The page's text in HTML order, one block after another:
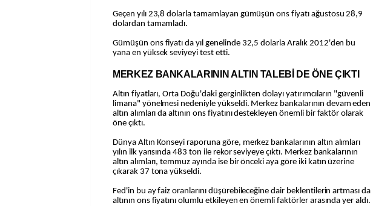
Geçen yılı 23,8 dolarla tamamlayan gümüşün ons fiyatı ağustosu 28,9
dolardan tamamladı.
Gümüşün ons fiyatı da yıl genelinde 32,5 dolarla Aralık 2012'den bu
yana en yüksek seviyeyi test etti.
MERKEZ BANKALARININ ALTIN TALEBİ DE ÖNE ÇIKTI
Altın fiyatları, Orta Doğu'daki gerginlikten dolayı yatırımcıların "güvenli
limana" yönelmesi nedeniyle yükseldi. Merkez bankalarının devam eden
altın alımları da altının ons fiyatını destekleyen önemli bir faktör olarak
öne çıktı.
Dünya Altın Konseyi raporuna göre, merkez bankalarının altın alımları
yılın ilk yarısında 483 ton ile rekor seviyeye çıktı. Merkez bankalarının
altın alımları, temmuz ayında ise bir önceki aya göre iki katın üzerine
çıkarak 37 tona yükseldi.
Fed'in bu ay faiz oranlarını düşürebileceğine dair beklentilerin artması da
altının ons fiyatını olumlu etkileyen en önemli faktörler arasında yer aldı.